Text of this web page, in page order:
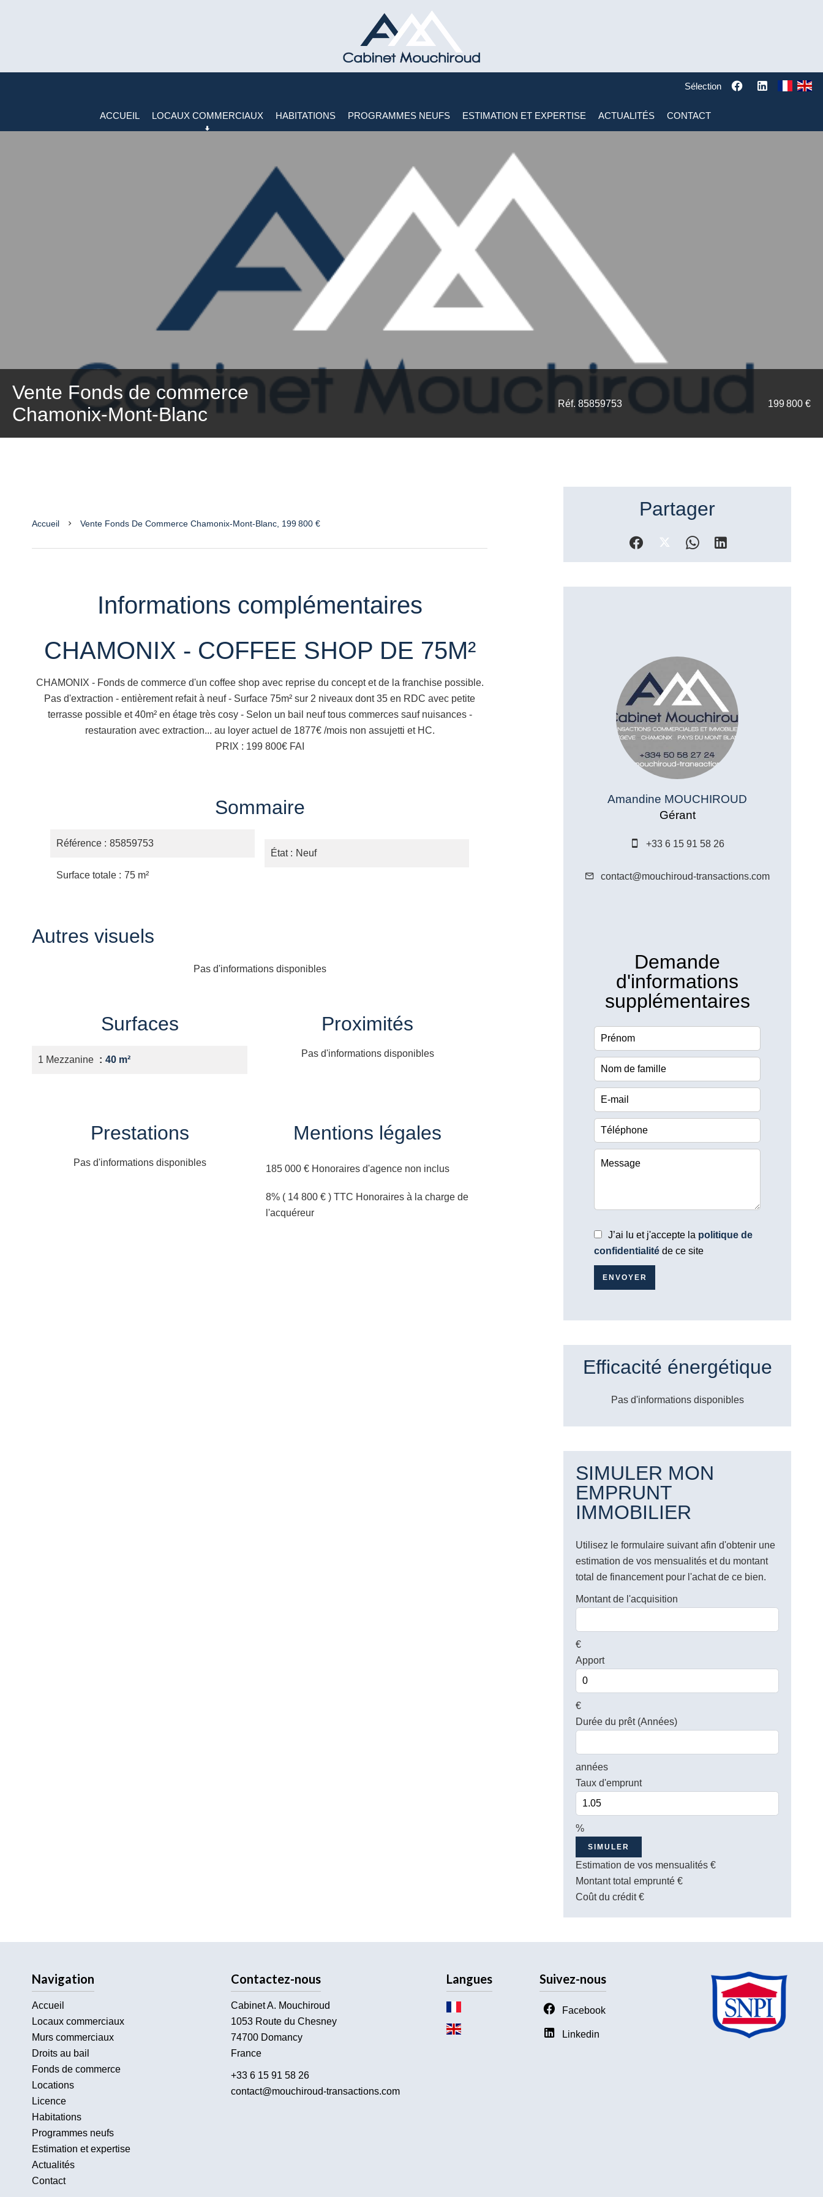
Sélection
ACCUEIL LOCAUX COMMERCIAUX HABITATIONS PROGRAMMES NEUFS ESTIMATION ET EXPERTISE ACTUALITÉS CONTACT
Vente Fonds de commerce
Chamonix-Mont-Blanc
Réf. 85859753 199 800 €
Accueil Vente Fonds De Commerce Chamonix-Mont-Blanc, 199 800 €
Informations complémentaires
CHAMONIX - COFFEE SHOP DE 75M²
CHAMONIX - Fonds de commerce d'un coffee shop avec reprise du concept et de la franchise possible.
Pas d'extraction - entièrement refait à neuf - Surface 75m² sur 2 niveaux dont 35 en RDC avec petite
terrasse possible et 40m² en étage très cosy - Selon un bail neuf tous commerces sauf nuisances -
restauration avec extraction... au loyer actuel de 1877€ /mois non assujetti et HC.
PRIX : 199 800€ FAI
Sommaire
Référence 85859753
Surface totale 75 m²
État Neuf
Autres visuels
Pas d'informations disponibles
Surfaces
1 Mezzanine 40 m²
Proximités
Pas d'informations disponibles
Prestations
Pas d'informations disponibles
Mentions légales
185 000 € Honoraires d'agence non inclus
8% ( 14 800 € ) TTC Honoraires à la charge de
l'acquéreur
Partager
Amandine MOUCHIROUD
Gérant
+33 6 15 91 58 26
contact@mouchiroud-transactions.com
Demande
d'informations
supplémentaires
J’ai lu et j'accepte la politique de
confidentialité de ce site
ENVOYER
Efficacité énergétique
Pas d'informations disponibles
SIMULER MON
EMPRUNT
IMMOBILIER
Utilisez le formulaire suivant afin d'obtenir une
estimation de vos mensualités et du montant
total de financement pour l'achat de ce bien.
Montant de l'acquisition
€
Apport
€
Durée du prêt (Années)
années
Taux d'emprunt
%
SIMULER
Estimation de vos mensualités €
Montant total emprunté €
Coût du crédit€
Navigation
Accueil
Locaux commerciaux
Murs commerciaux
Droits au bail
Fonds de commerce
Locations
Licence
Habitations
Programmes neufs
Estimation et expertise
Actualités
Contact
Contactez-nous
Cabinet A. Mouchiroud
1053 Route du Chesney
74700Domancy
France
+33 6 15 91 58 26
contact@mouchiroud-transactions.com
Langues Suivez-nous
Facebook
Linkedin